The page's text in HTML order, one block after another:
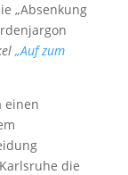
„Absenkung
„Auf zum
einen
die